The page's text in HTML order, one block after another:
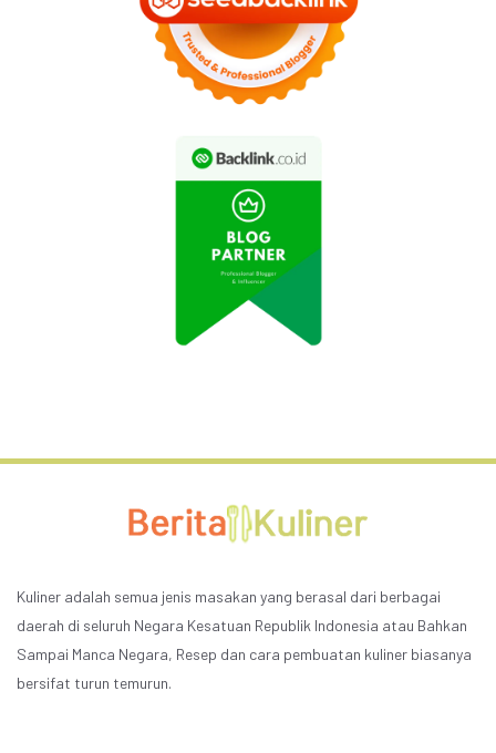
Kuliner adalah semua jenis masakan yang berasal dari berbagai
daerah di seluruh Negara Kesatuan Republik Indonesia atau Bahkan
Sampai Manca Negara, Resep dan cara pembuatan kuliner biasanya
bersifat turun temurun.